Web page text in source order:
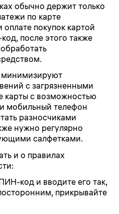
обычно держит только
по карте
покупок картой
после этого также
минимизируют
с загрязненными
карты с возможностью
мобильный телефон
разносчиками
нужно регулярно
салфетками.
и о правилах
код и вводите его так,
прикрывайте